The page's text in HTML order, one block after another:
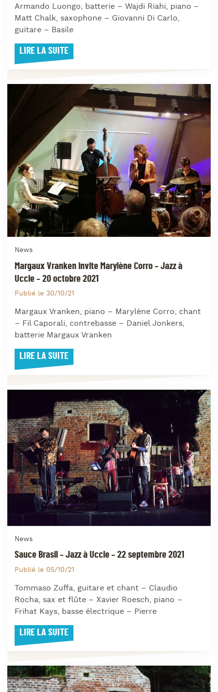
Armando Luongo, batterie – Wajdi Riahi, piano –
Matt Chalk, saxophone – Giovanni Di Carlo,
guitare – Basile
LIRE LA SUITE
News
Margaux Vranken invite Marylène Corro – Jazz à
Uccle – 20 octobre 2021
Publié le 30/10/21
Margaux Vranken, piano – Marylène Corro, chant
– Fil Caporali, contrebasse – Daniel Jonkers,
batterie Margaux Vranken
LIRE LA SUITE
News
Sauce Brasil – Jazz à Uccle – 22 septembre 2021
Publié le 05/10/21
Tommaso Zuffa, guitare et chant – Claudio
Rocha, sax et flûte – Xavier Roesch, piano –
Frihat Kays, basse électrique – Pierre
LIRE LA SUITE